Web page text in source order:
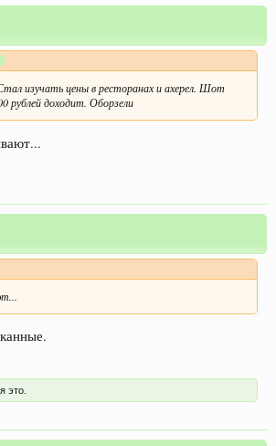
изучать цены в ресторанах и ахерел. Шот
рублей доходит. Оборзели
это.